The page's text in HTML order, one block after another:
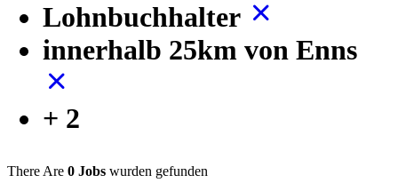
Lohnbuchhalter
innerhalb 25km von Enns
+ 2
There Are 0 Jobs wurden gefunden